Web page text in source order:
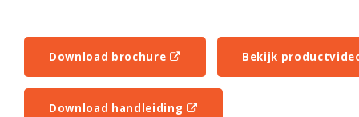
Download brochure Bekijk
Download handleiding